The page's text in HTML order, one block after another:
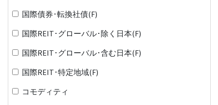
国際債券･転換社債(F)
国際REIT･グローバル･除く日本(F)
国際REIT･グローバル･含む日本(F)
国際REIT･特定地域(F)
コモディティ